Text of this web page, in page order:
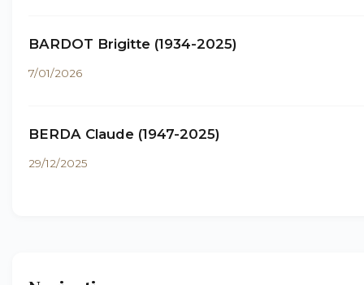
BARDOT Brigitte (1934-2025)
7/01/2026
BERDA Claude (1947-2025)
29/12/2025